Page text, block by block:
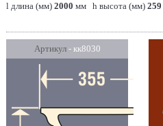
l длина (мм) 2000 мм h высота (мм) 259
Артикул- кк8030